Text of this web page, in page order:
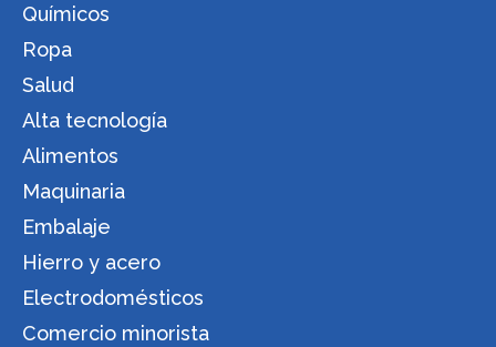
Químicos
Ropa
Salud
Alta tecnología
Alimentos
Maquinaria
Embalaje
Hierro y acero
Electrodomésticos
Comercio minorista